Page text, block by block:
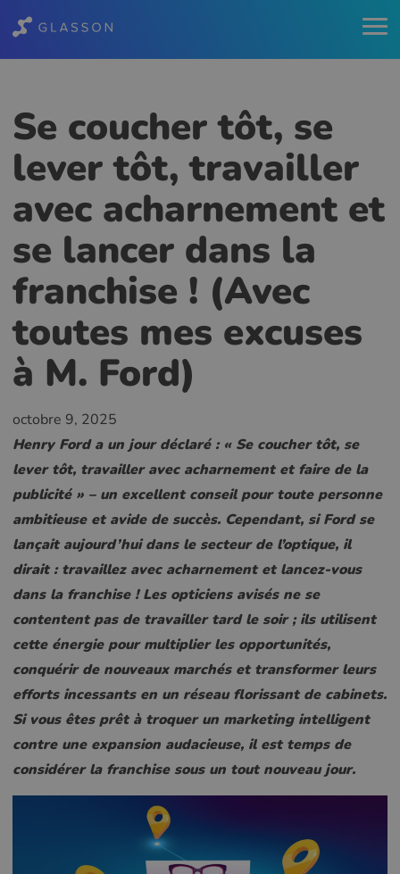
Se coucher tôt, se
lever tôt, travailler
avec acharnement et
se lancer dans la
franchise ! (Avec
toutes mes excuses
à M. Ford)
octobre 9, 2025
Henry Ford a un jour déclaré : « Se coucher tôt, se
lever tôt, travailler avec acharnement et faire de la
publicité » – un excellent conseil pour toute personne
ambitieuse et avide de succès. Cependant, si Ford se
lançait aujourd’hui dans le secteur de l’optique, il
dirait : travaillez avec acharnement et lancez-vous
dans la franchise ! Les opticiens avisés ne se
contentent pas de travailler tard le soir ; ils utilisent
cette énergie pour multiplier les opportunités,
conquérir de nouveaux marchés et transformer leurs
efforts incessants en un réseau florissant de cabinets.
Si vous êtes prêt à troquer un marketing intelligent
contre une expansion audacieuse, il est temps de
considérer la franchise sous un tout nouveau jour.